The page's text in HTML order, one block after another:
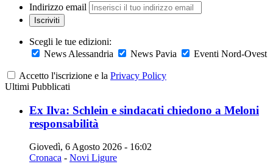
Indirizzo email
Iscriviti
Scegli le tue edizioni:
News Alessandria
News Pavia Eventi Nord-Ovest
Accetto l'iscrizione e la Privacy Policy
Ultimi Pubblicati
Ex Ilva: Schlein e sindacati chiedono a Meloni
responsabilità
Giovedì, 6 Agosto 2026 - 16:02
Cronaca - Novi Ligure